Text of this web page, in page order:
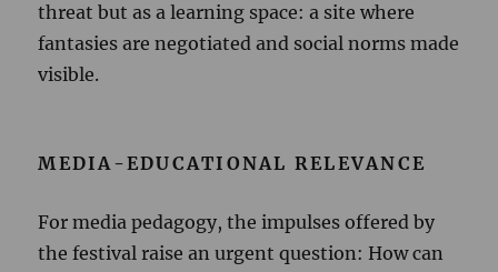
threat but as a learning space: a site where
fantasies are negotiated and social norms made
visible.
MEDIA-EDUCATIONAL RELEVANCE
For media pedagogy, the impulses offered by
the festival raise an urgent question: How can